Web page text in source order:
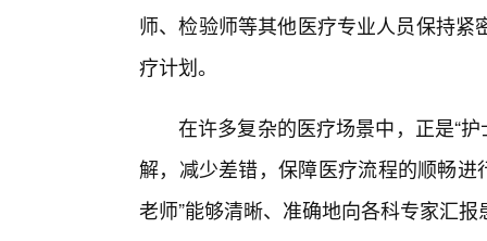
师、检验师等其他医疗专业人员保持
疗计划。
在许多复杂的医疗场景中，正是“
解，减少差错，保障医疗流程的顺畅
老师”能够清晰、准确地向各科专家汇